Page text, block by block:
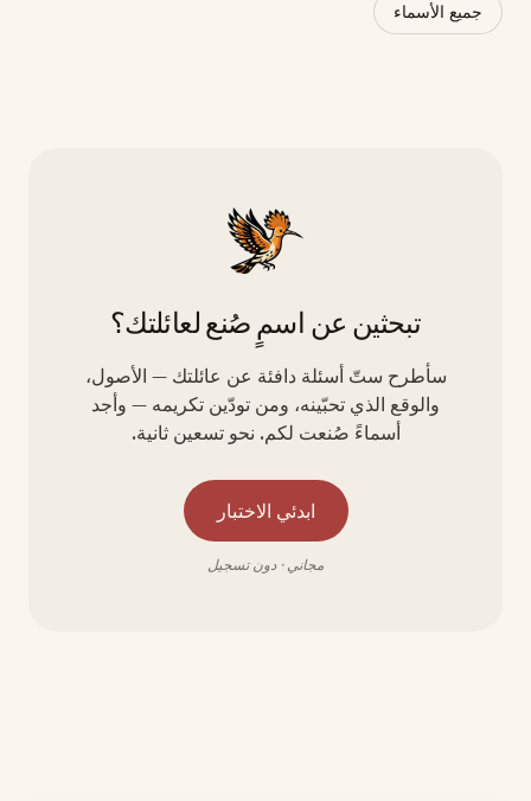
جميع الأسماء
تبحثين عن اسمٍ صُنع لعائلتك؟
سأطرح ستّ أسئلة دافئة عن عائلتك — الأصول،
والوقع الذي تحبّينه، ومن تودّين تكريمه — وأجد
أسماءً صُنعت لكم. نحو تسعين ثانية.
ابدئي الاختبار
مجاني · دون تسجيل